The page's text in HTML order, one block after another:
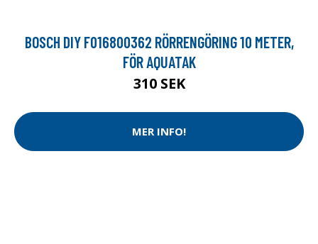
BOSCH DIY F016800362 RÖRRENGÖRING 10 METER,
FÖR AQUATAK
310 SEK
MER INFO!